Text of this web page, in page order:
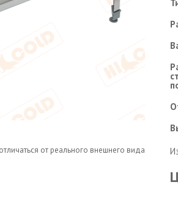
от реального внешнего вида